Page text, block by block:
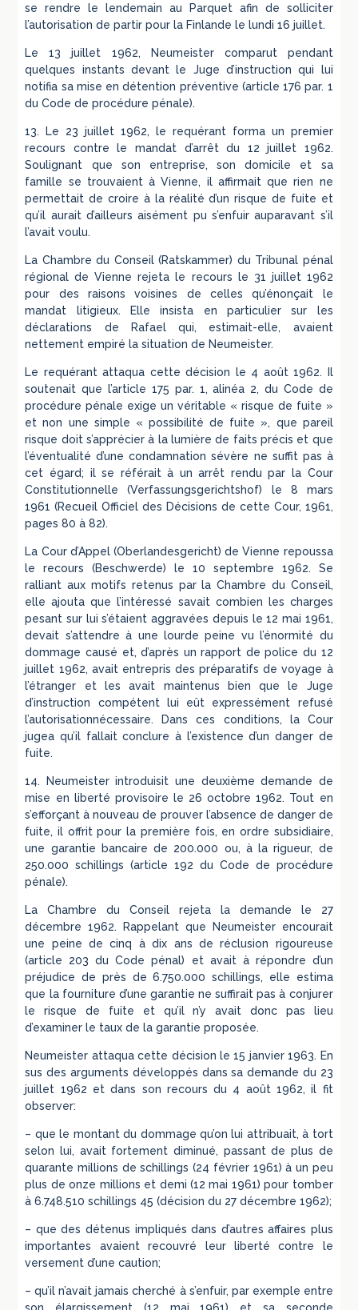
se rendre le lendemain au Parquet afin de solliciter
l’autorisation de partir pour la Finlande le lundi 16 juillet.
Le 13 juillet 1962, Neumeister comparut pendant
quelques instants devant le Juge d’instruction qui lui
notifia sa mise en détention préventive (article 176 par. 1
du Code de procédure pénale).
13. Le 23 juillet 1962, le requérant forma un premier
recours contre le mandat d’arrêt du 12 juillet 1962.
Soulignant que son entreprise, son domicile et sa
famille se trouvaient à Vienne, il affirmait que rien ne
permettait de croire à la réalité d’un risque de fuite et
qu’il aurait d’ailleurs aisément pu s’enfuir auparavant s’il
l’avait voulu.
La Chambre du Conseil (Ratskammer) du Tribunal pénal
régional de Vienne rejeta le recours le 31 juillet 1962
pour des raisons voisines de celles qu’énonçait le
mandat litigieux. Elle insista en particulier sur les
déclarations de Rafael qui, estimait-elle, avaient
nettement empiré la situation de Neumeister.
Le requérant attaqua cette décision le 4 août 1962. Il
soutenait que l’article 175 par. 1, alinéa 2, du Code de
procédure pénale exige un véritable « risque de fuite »
et non une simple « possibilité de fuite », que pareil
risque doit s’apprécier à la lumière de faits précis et que
l’éventualité d’une condamnation sévère ne suffit pas à
cet égard; il se référait à un arrêt rendu par la Cour
Constitutionnelle (Verfassungsgerichtshof) le 8 mars
1961 (Recueil Officiel des Décisions de cette Cour, 1961,
pages 80 à 82).
La Cour d’Appel (Oberlandesgericht) de Vienne repoussa
le recours (Beschwerde) le 10 septembre 1962. Se
ralliant aux motifs retenus par la Chambre du Conseil,
elle ajouta que l’intéressé savait combien les charges
pesant sur lui s’étaient aggravées depuis le 12 mai 1961,
devait s’attendre à une lourde peine vu l’énormité du
dommage causé et, d’après un rapport de police du 12
juillet 1962, avait entrepris des préparatifs de voyage à
l’étranger et les avait maintenus bien que le Juge
d’instruction compétent lui eût expressément refusé
l’autorisationnécessaire. Dans ces conditions, la Cour
jugea qu’il fallait conclure à l’existence d’un danger de
fuite.
14. Neumeister introduisit une deuxième demande de
mise en liberté provisoire le 26 octobre 1962. Tout en
s’efforçant à nouveau de prouver l’absence de danger de
fuite, il offrit pour la première fois, en ordre subsidiaire,
une garantie bancaire de 200.000 ou, à la rigueur, de
250.000 schillings (article 192 du Code de procédure
pénale).
La Chambre du Conseil rejeta la demande le 27
décembre 1962. Rappelant que Neumeister encourait
une peine de cinq à dix ans de réclusion rigoureuse
(article 203 du Code pénal) et avait à répondre d’un
préjudice de près de 6.750.000 schillings, elle estima
que la fourniture d’une garantie ne suffirait pas à conjurer
le risque de fuite et qu’il n’y avait donc pas lieu
d’examiner le taux de la garantie proposée.
Neumeister attaqua cette décision le 15 janvier 1963. En
sus des arguments développés dans sa demande du 23
juillet 1962 et dans son recours du 4 août 1962, il fit
observer:
– que le montant du dommage qu’on lui attribuait, à tort
selon lui, avait fortement diminué, passant de plus de
quarante millions de schillings (24 février 1961) à un peu
plus de onze millions et demi (12 mai 1961) pour tomber
à 6.748.510 schillings 45 (décision du 27 décembre 1962);
– que des détenus impliqués dans d’autres affaires plus
importantes avaient recouvré leur liberté contre le
versement d’une caution;
– qu’il n’avait jamais cherché à s’enfuir, par exemple entre